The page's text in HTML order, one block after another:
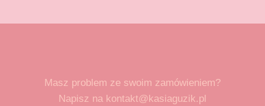
Masz problem ze swoim zamówieniem?
Napisz na kontakt@kasiaguzik.pl